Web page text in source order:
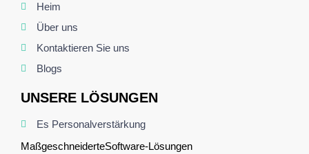
Heim
Über uns
Kontaktieren Sie uns
Blogs
UNSERE LÖSUNGEN
Es Personalverstärkung
MaßgeschneiderteSoftware-Lösungen